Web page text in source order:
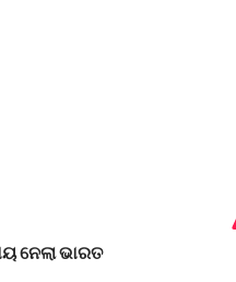
ନେଲା ଭାରତ